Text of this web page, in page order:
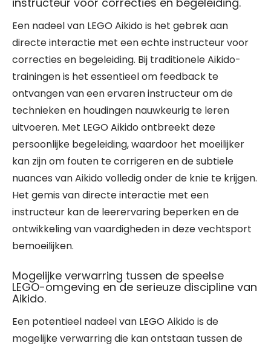
Een nadeel van LEGO Aikido is het gebrek aan
directe interactie met een echte instructeur voor
correcties en begeleiding. Bij traditionele Aikido-
trainingen is het essentieel om feedback te
ontvangen van een ervaren instructeur om de
technieken en houdingen nauwkeurig te leren
uitvoeren. Met LEGO Aikido ontbreekt deze
persoonlijke begeleiding, waardoor het moeilijker
kan zijn om fouten te corrigeren en de subtiele
nuances van Aikido volledig onder de knie te krijgen.
Het gemis van directe interactie met een
instructeur kan de leerervaring beperken en de
ontwikkeling van vaardigheden in deze vechtsport
bemoeilijken.
Mogelijke verwarring tussen de speelse
LEGO-omgeving en de serieuze discipline van
Aikido.
Een potentieel nadeel van LEGO Aikido is de
mogelijke verwarring die kan ontstaan tussen de